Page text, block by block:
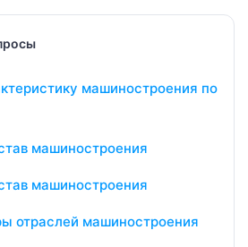
машиностроения по
машиностроения
машиностроения
отраслей машиностроения